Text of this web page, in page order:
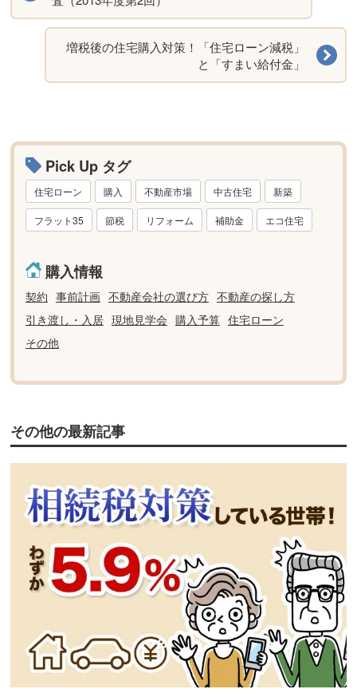
増税後の住宅購入対策！「住宅ローン減税」
と「すまい給付金」
Pick Up タグ
住宅ローン 購入 不動産市場 中古住宅 新築
フラット35 節税 リフォーム 補助金 エコ住宅
購入情報
契約 事前計画 不動産会社の選び方 不動産の探し方
引き渡し・入居 現地見学会 購入予算 住宅ローン
その他
その他の最新記事